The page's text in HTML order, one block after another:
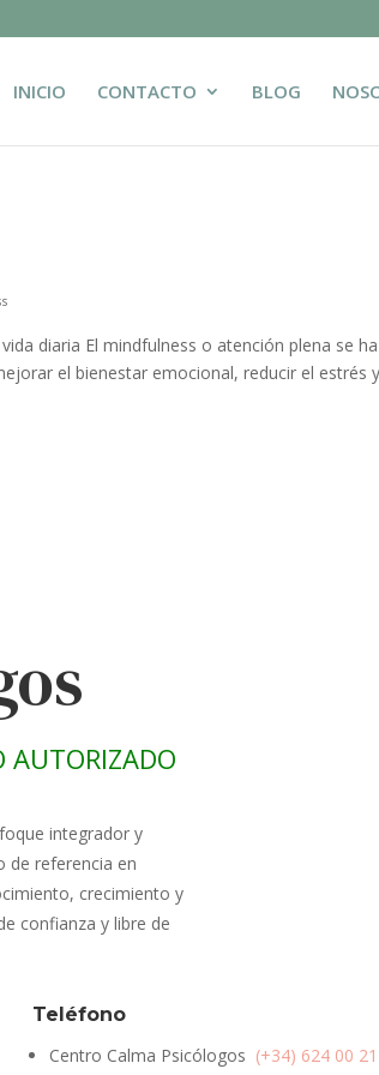
INICIO CONTACTO BLOG
diaria El mindfulness o atención plena se
el bienestar emocional, reducir el estrés
AUTORIZADO
integrador y
de referencia en
crecimiento y
confianza y libre de
Teléfono
Centro Calma Psicólogos (+34) 624 00